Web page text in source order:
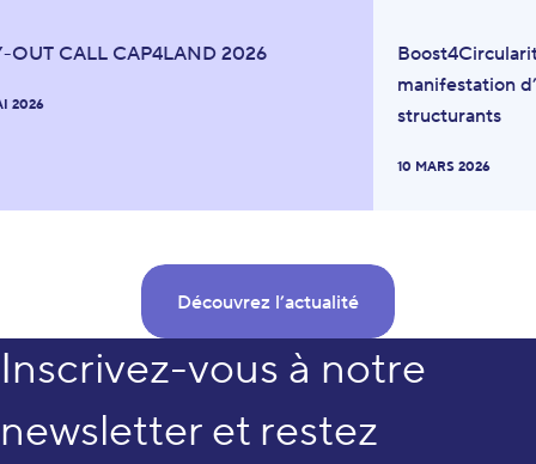
OUT CALL CAP4LAND 2026
2026
manifestation
structurants
10 MARS 2026
Découvrez l’actualité
Inscrivez-vous à notre
newsletter et restez